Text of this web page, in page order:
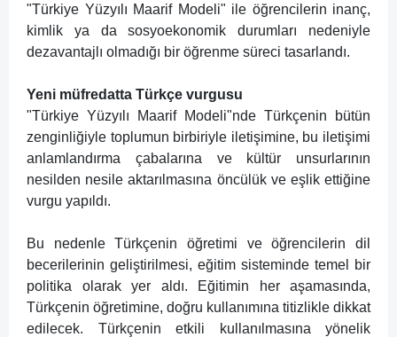
"Türkiye Yüzyılı Maarif Modeli" ile öğrencilerin inanç,
kimlik ya da sosyoekonomik durumları nedeniyle
dezavantajlı olmadığı bir öğrenme süreci tasarlandı.
Yeni müfredatta Türkçe vurgusu
"Türkiye Yüzyılı Maarif Modeli"nde Türkçenin bütün
zenginliğiyle toplumun birbiriyle iletişimine, bu iletişimi
anlamlandırma çabalarına ve kültür unsurlarının
nesilden nesile aktarılmasına öncülük ve eşlik ettiğine
vurgu yapıldı.
Bu nedenle Türkçenin öğretimi ve öğrencilerin dil
becerilerinin geliştirilmesi, eğitim sisteminde temel bir
politika olarak yer aldı. Eğitimin her aşamasında,
Türkçenin öğretimine, doğru kullanımına titizlikle dikkat
edilecek. Türkçenin etkili kullanılmasına yönelik